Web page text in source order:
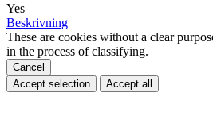
Yes
Beskrivning
These are cookies without a clear
in the process of classifying.
Cancel
Accept selection
Accept all